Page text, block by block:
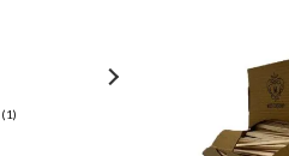
(1)